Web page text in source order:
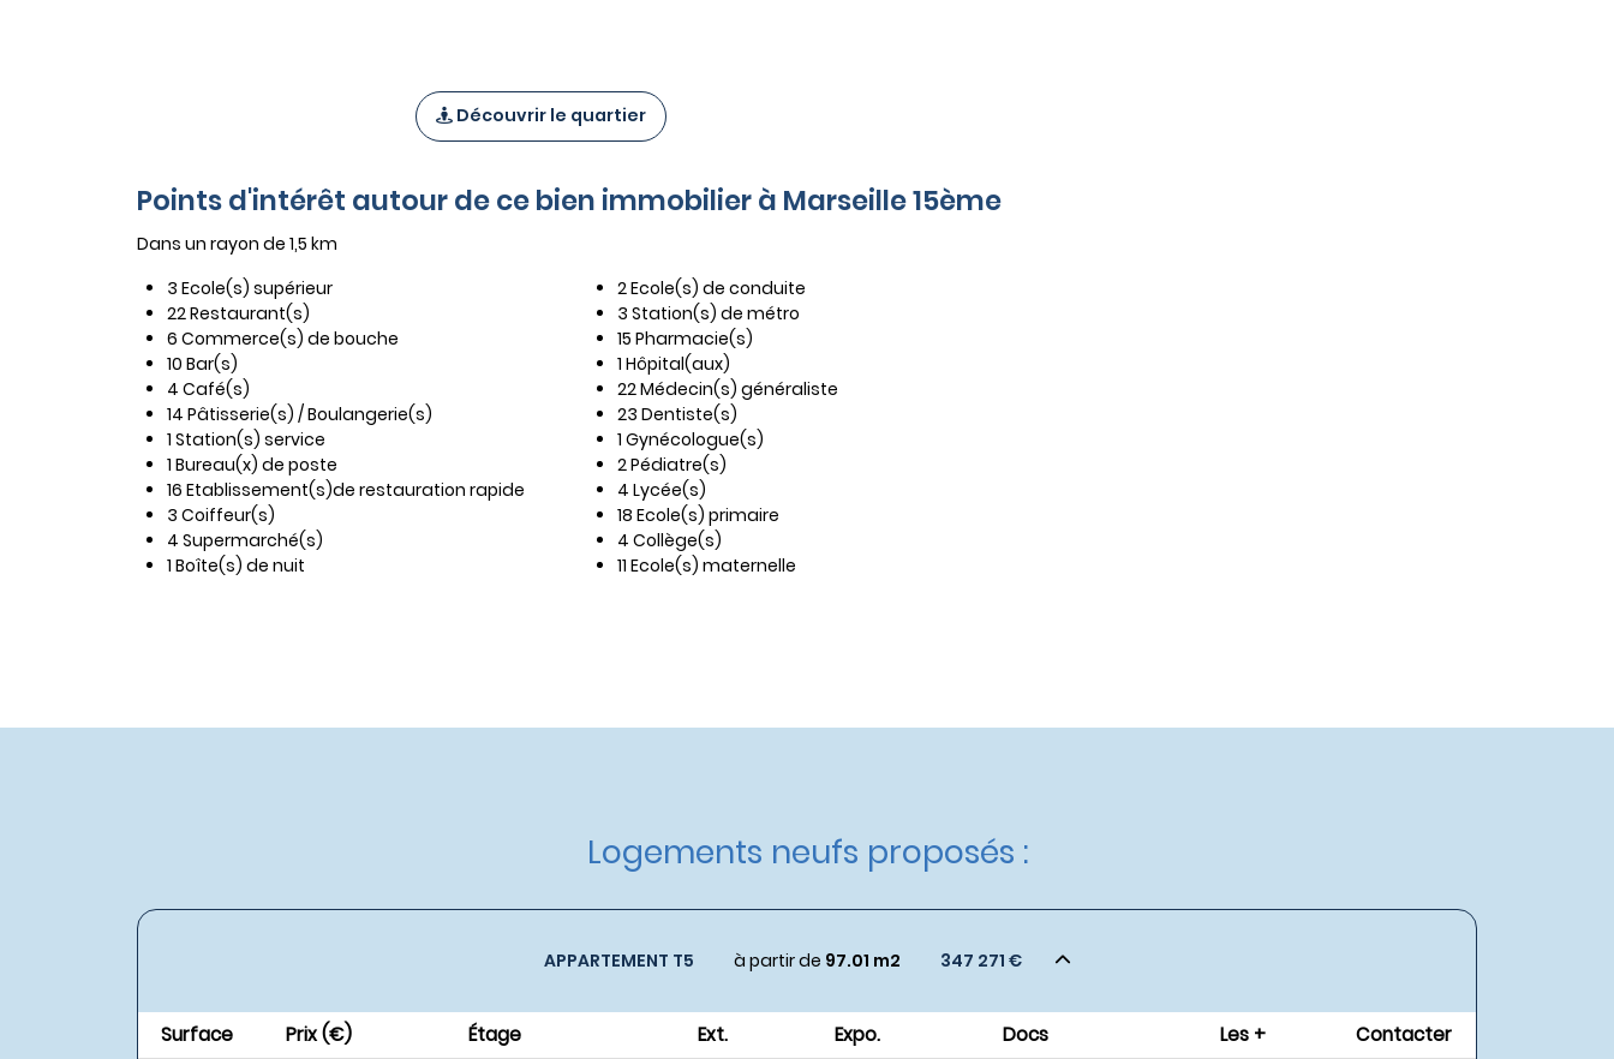
Découvrir le quartier
Points d'intérêt autour de ce bien immobilier à Marseille 15ème
Dans un rayon de 1,5 km
3 Ecole(s) supérieur
22 Restaurant(s)
6 Commerce(s) de bouche
10 Bar(s)
4 Café(s)
14 Pâtisserie(s) / Boulangerie(s)
1 Station(s) service
1 Bureau(x) de poste
16 Etablissement(s)de restauration rapide
3 Coiffeur(s)
4 Supermarché(s)
1 Boîte(s) de nuit
2 Ecole(s) de conduite
3 Station(s) de métro
15 Pharmacie(s)
1 Hôpital(aux)
22 Médecin(s) généraliste
23 Dentiste(s)
1 Gynécologue(s)
2 Pédiatre(s)
4 Lycée(s)
18 Ecole(s) primaire
4 Collège(s)
11 Ecole(s) maternelle
Logements neufs proposés :
APPARTEMENT T5 à partir de 97.01 m2 347 271 €
Surface Prix (€) Étage Ext. Expo. Docs Les + Contacter